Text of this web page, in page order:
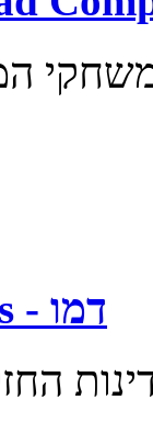
Pride of Nations - דמו